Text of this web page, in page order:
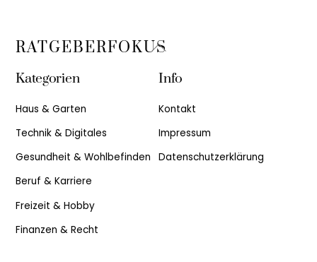
Back
Top
RATGEBERFOKUS
Kategorien
Haus & Garten
Technik & Digitales
Gesundheit & Wohlbefinden
Beruf & Karriere
Freizeit & Hobby
Finanzen & Recht
Info
Kontakt
Impressum
Datenschutzerklärung